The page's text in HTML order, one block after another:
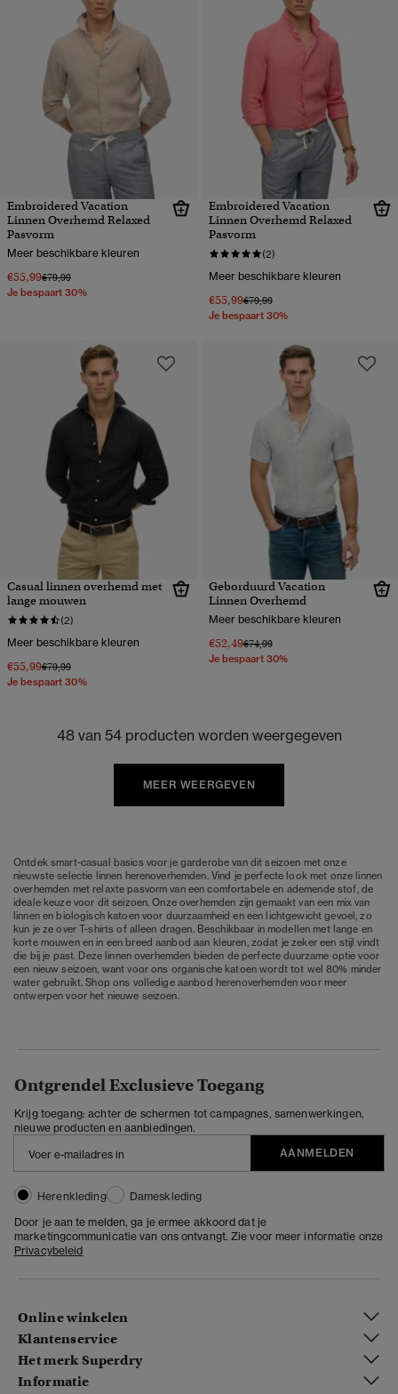
Embroidered Vacation
Linnen Overhemd Relaxed
Pasvorm
Meer beschikbare kleuren
€55,99Prijs verlaagd van
€79,99naar
Je bespaart 30%
Embroidered Vacation
Linnen Overhemd Relaxed
Pasvorm
(2)
Meer beschikbare kleuren
€55,99Prijs verlaagd van
€79,99naar
Je bespaart 30%
Casual linnen overhemd met
lange mouwen
(2)
Meer beschikbare kleuren
€55,99Prijs verlaagd van
€79,99naar
Je bespaart 30%
Geborduurd Vacation
Linnen Overhemd
Meer beschikbare kleuren
€52,49Prijs verlaagd van
€74,99naar
Je bespaart 30%
48 van 54 producten worden weergegeven
MEER WEERGEVEN
Ontdek smart-casual basics voor je garderobe van dit seizoen met onze
nieuwste selectie linnen herenoverhemden. Vind je perfecte look met onze linnen
overhemden met relaxte pasvorm van een comfortabele en ademende stof, de
ideale keuze voor dit seizoen. Onze overhemden zijn gemaakt van een mix van
linnen en biologisch katoen voor duurzaamheid en een lichtgewicht gevoel, zo
kun je ze overT-shirts of alleen dragen. Beschikbaar in modellen met lange en
korte mouwen en in een breed aanbod aan kleuren, zodat je zeker een stijl vindt
die bij je past. Deze linnen overhemden bieden de perfecte duurzame optie voor
een nieuw seizoen, want voor ons organische katoen wordt tot wel 80% minder
water gebruikt. Shop ons volledige aanbod herenoverhemden voor meer
ontwerpen voor het nieuwe seizoen.
Ontgrendel Exclusieve Toegang
Krijg toegang: achter de schermen tot campagnes, samenwerkingen,
nieuwe producten en aanbiedingen.
AANMELDEN
Herenkleding
Dameskleding
Door je aan te melden, ga je ermee akkoord dat je
marketingcommunicatie van ons ontvangt. Zie voor meer informatie onze
Privacybeleid
Online winkelen
Klantenservice
Het merk Superdry
Informatie